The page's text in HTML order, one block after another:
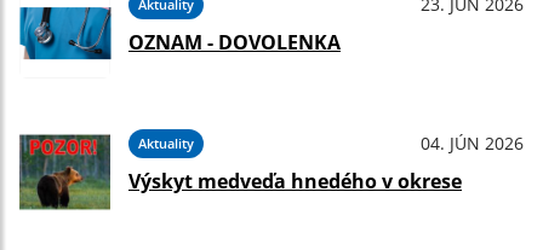
Aktuality
OZNAM - DOVOLENKA
Aktuality 04. JÚN 2026
Výskyt medveďa hnedého v okrese